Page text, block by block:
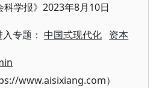
学报》2023年8月10日
专题：中国式现代化 资本
www.aisixiang.com）